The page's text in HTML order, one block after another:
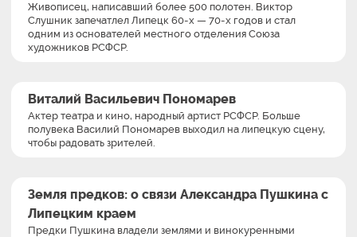
Живописец, написавший более 500 полотен. Виктор
Слушник запечатлел Липецк 60-х — 70-х годов и стал
одним из основателей местного отделения Союза
художников РСФСР.
Виталий Васильевич Пономарев
Актер театра и кино, народный артист РСФСР. Больше
полувека Василий Пономарев выходил на липецкую сцену,
чтобы радовать зрителей.
Земля предков: о связи Александра Пушкина с
Липецким краем
Предки Пушкина владели землями и винокуренными